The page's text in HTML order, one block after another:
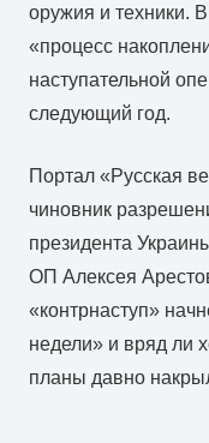
оружия и техники.
«процесс
наступательной
следующий год.
Портал «Русская
чиновник
президента
ОП Алексея
«контрнаступ»
недели» и вряд ли
планы давно